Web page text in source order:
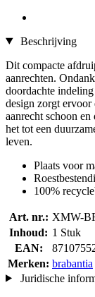
Beschrijving
Dit compacte
aanrechten.
doordachte
design zorgt
aanrecht schoon
het tot een
leven.
Plaats voor
100%
Art. nr.: XMW-
Inhoud: 1 Stuk
EAN:
Merken: brabantia
Juridische